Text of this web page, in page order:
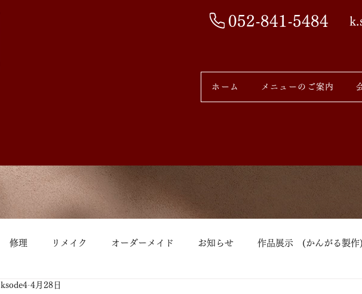
052-841-5484
ホーム メニューのご案内
修理 リメイク オーダーメイド お知らせ 作品展示 (かんがる製作)
ksode4 4月28日